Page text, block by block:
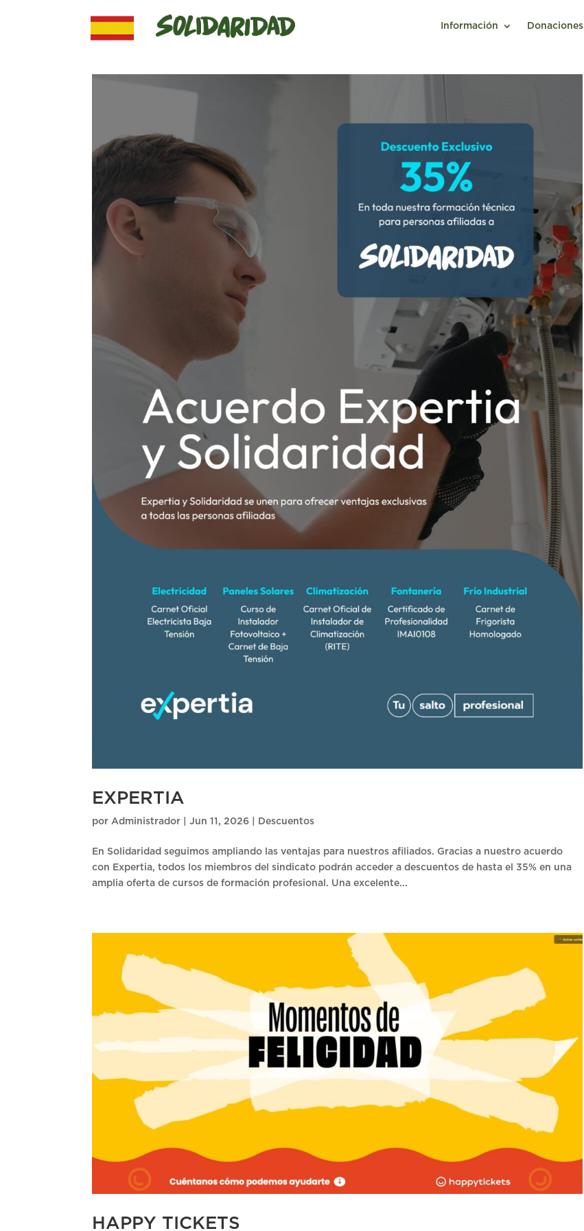
Información Donaciones
EXPERTIA
porAdministrador |Jun 11, 2026 Descuentos
En Solidaridad seguimos ampliando las ventajas para nuestros afiliados. Gracias a nuestro acuerdo
con Expertia, todos los miembros del sindicato podrán acceder a descuentos de hasta el 35% en una
amplia oferta de cursos de formación profesional. Una excelente...
HAPPY TICKETS